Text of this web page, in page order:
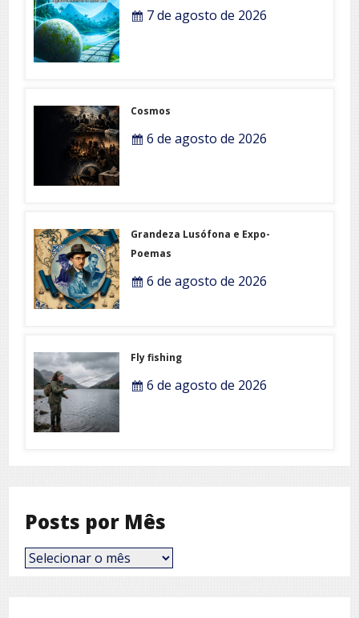
7 de agosto de 2026
Cosmos
6 de agosto de 2026
Grandeza Lusófona e Expo-
Poemas
6 de agosto de 2026
Fly fishing
6 de agosto de 2026
Posts por Mês
Posts
por